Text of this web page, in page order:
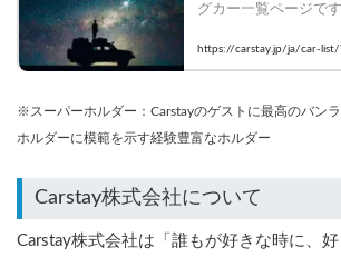
グカー一覧ページで
たいゲストと、キャ
したいホストをつな
https://carstay.jp/ja/car-list/
※スーパーホルダー：Carstayのゲストに最高のバン
ホルダーに模範を示す経験豊富なホルダー
Carstay株式会社について
Carstay株式会社は「誰もが好きな時に、